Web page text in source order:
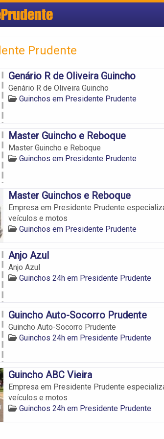
Prudente
Genário R de Oliveira Guincho
Genário R de Oliveira Guincho
Guinchos em Presidente Prudente
Master Guincho e Reboque
Master Guincho e Reboque
Guinchos em Presidente Prudente
Master Guinchos e Reboque
Empresa em Presidente Prudente
veículos e motos
Guinchos em Presidente Prudente
Anjo Azul
Anjo Azul
Guinchos 24h em Presidente Prudente
Guincho Auto-Socorro Prudente
Guincho Auto-Socorro Prudente
Guinchos 24h em Presidente Prudente
Guincho ABC Vieira
Empresa em Presidente Prudente
veículos e motos
Guinchos 24h em Presidente Prudente